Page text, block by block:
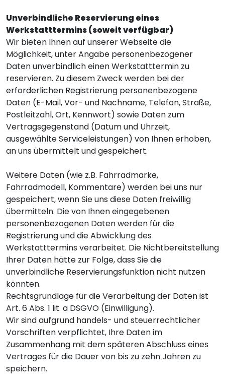
Unverbindliche Reservierung eines
Werkstatttermins (soweit verfügbar)
Wir bieten Ihnen auf unserer Webseite die
Möglichkeit, unter Angabe personenbezogener
Daten unverbindlich einen Werkstatttermin zu
reservieren. Zu diesem Zweck werden bei der
erforderlichen Registrierung personenbezogene
Daten (E-Mail, Vor- und Nachname, Telefon, Straße,
Postleitzahl, Ort, Kennwort) sowie Daten zum
Vertragsgegenstand (Datum und Uhrzeit,
ausgewählte Serviceleistungen) von Ihnen erhoben,
an uns übermittelt und gespeichert.
Weitere Daten (wie z.B. Fahrradmarke,
Fahrradmodell, Kommentare) werden bei uns nur
gespeichert, wenn Sie uns diese Daten freiwillig
übermitteln. Die von Ihnen eingegebenen
personenbezogenen Daten werden für die
Registrierung und die Abwicklung des
Werkstatttermins verarbeitet. Die Nichtbereitstellung
Ihrer Daten hätte zur Folge, dass Sie die
unverbindliche Reservierungsfunktion nicht nutzen
könnten.
Rechtsgrundlage für die Verarbeitung der Daten ist
Art. 6 Abs. 1 lit. a DSGVO (Einwilligung).
Wir sind aufgrund handels- und steuerrechtlicher
Vorschriften verpflichtet, Ihre Daten im
Zusammenhang mit dem späteren Abschluss eines
Vertrages für die Dauer von bis zu zehn Jahren zu
speichern.